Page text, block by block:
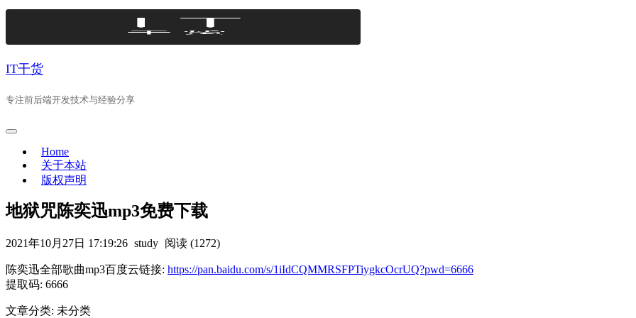
Skip
IT干货
专注前后端开发技术与经验分享
Home
关于本站
版权声明
地狱咒陈奕迅mp3免费下载
2021年10月27日 17:19:26 study 阅读 (1272)
陈奕迅全部歌曲mp3百度云链接: https://pan.baidu.com/s/1iIdCQMMRSFPTiygkcOcrUQ?pwd=6666
提取码: 6666
文章分类: 未分类